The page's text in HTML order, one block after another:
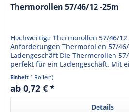
Thermorollen 57/46/12 -25m
Hochwertige Thermorollen 57/46/
Anforderungen Thermorollen 57/
Ladengeschäft Die Thermorollen
perfekt für ein Ladengeschäft. Mit
bieten sich...
Einheit 1 Rolle(n)
ab 0,72 € *
Details